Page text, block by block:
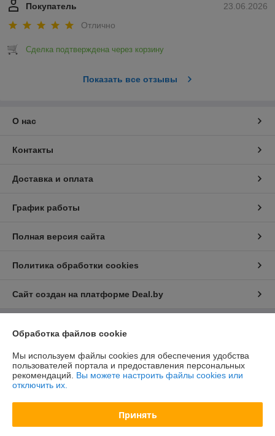
23.06.2026
Покупатель
Отлично
Сделка подтверждена через корзину
Показать все отзывы
О нас
Контакты
Доставка и оплата
График работы
Полная версия сайта
Политика обработки cookies
Сайт создан на платформе Deal.by
Информация для покупателя
Юридическое лицо:ООО "БелХайлер"
220024, г. Минск, ул. Стебенева, 2А, оф. 21
Регистрационный номер ЕГР: 193304407
УНП: 193304407
Регистрационный орган: Мингорисполком
Обработка файлов cookie
Мы используем файлы cookies для обеспечения удобства
пользователей портала и предоставления персональных
рекомендаций. Вы можете настроить файлы cookies или
отключить их.
Принять